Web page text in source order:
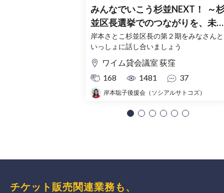
みんなでいこう杉並NEXT！ ～
並区長選挙でのつながりを、未
へ～
岸本さとこ杉並区長の第２期をみなさんと
いっしょに話し合いましょう
ワイム貸会議室 荻窪
168
1481 37
岸本聡子後援会（ソシアルサトコズ）
チケット販売関連業務も、